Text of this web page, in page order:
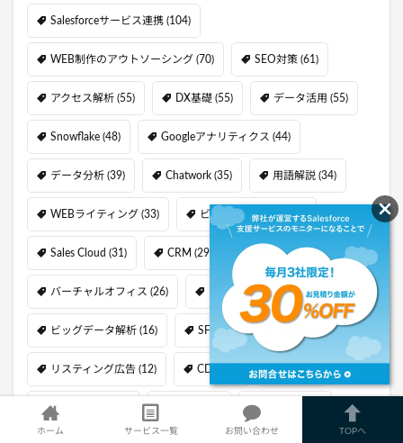
Salesforceサービス連携 (104)
WEB制作のアウトソーシング (70) SEO対策 (61)
アクセス解析 (55) DX基礎 (55) データ活用 (55)
Snowflake (48) Googleアナリティクス (44)
データ分析 (39) Chatwork (35) 用語解説 (34)
WEBライティング (33) ビジネスチャット(32)
Sales Cloud (31) CRM (29) (27)
バーチャルオフィス (26) MA(17)
ビッグデータ解析 (16) SFA(14)
リスティング広告 (12) CDP AWS(9)
Service Cloud
ホーム サービス一覧 お問い合わせ TOPへ